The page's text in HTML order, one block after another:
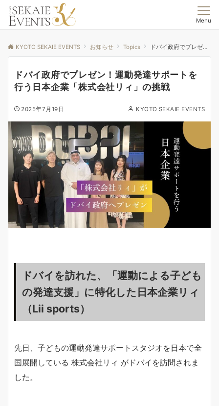
Menu
KYOTO SEKAIE EVENTS お知らせ Topics ドバイ政府でプレゼン！運動発達サポートを行う日本企業「株式会社リィ」の挑戦
ドバイ政府でプレゼン！運動発達サポートを
行う日本企業「株式会社リィ」の挑戦
2025年7月19日 KYOTO SEKAIE EVENTS
ドバイを訪れた、「運動による子ども
の発達支援」に特化した日本企業リィ
（Lii sports）
先日、子どもの運動発達サポートスタジオを日本で全
国展開している 株式会社リィ がドバイを訪問されま
した。